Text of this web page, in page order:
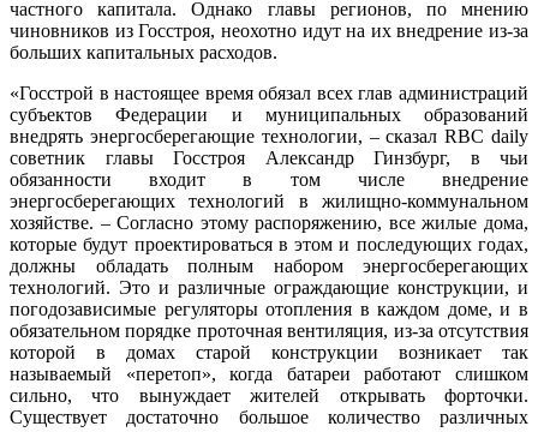
частного капитала. Однако главы регионов, по мнению
чиновников из Госстроя, неохотно идут на их внедрение из-за
больших капитальных расходов.
«Госстрой в настоящее время обязал всех глав администраций
субъектов Федерации и муниципальных образований
внедрять энергосберегающие технологии, – сказал RBC daily
советник главы Госстроя Александр Гинзбург, в чьи
обязанности входит в том числе внедрение
энергосберегающих технологий в жилищно-коммунальном
хозяйстве. – Согласно этому распоряжению, все жилые дома,
которые будут проектироваться в этом и последующих годах,
должны обладать полным набором энергосберегающих
технологий. Это и различные ограждающие конструкции, и
погодозависимые регуляторы отопления в каждом доме, и в
обязательном порядке проточная вентиляция, из-за отсутствия
которой в домах старой конструкции возникает так
называемый «перетоп», когда батареи работают слишком
сильно, что вынуждает жителей открывать форточки.
Существует достаточно большое количество различных